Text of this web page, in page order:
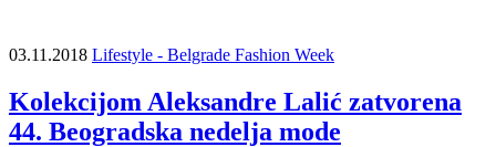
03.11.2018 Lifestyle - Belgrade Fashion Week
Kolekcijom Aleksandre Lalić zatvorena
44. Beogradska nedelja mode